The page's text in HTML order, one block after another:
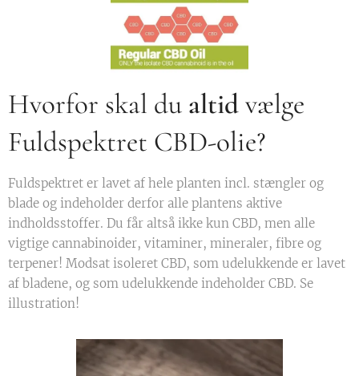
Hvorfor skal du altidvælge
Fuldspektret CBD-olie?
Fuldspektret er lavet af hele planten incl. stængler og
blade og indeholder derfor alle plantens aktive
indholdsstoffer. Du får altså ikke kun CBD, men alle
vigtige cannabinoider, vitaminer, mineraler, fibre og
terpener! Modsat isoleret CBD, som udelukkende er lavet
af bladene, og som udelukkende indeholder CBD. Se
illustration!